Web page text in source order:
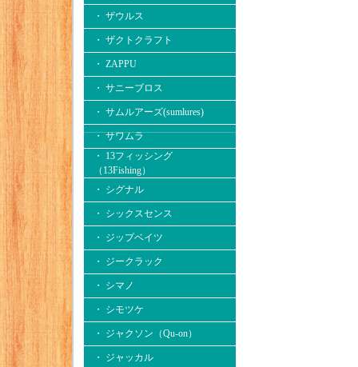
・ ザウルス
・ ザクトクラフト
・ ZAPPU
・ サニーブロス
・ サムルアーズ(sumlures)
・ サワムラ
・ 13フィッシング
（13Fishing）
・ シグナル
・ シックスセンス
・ ジップベイツ
・ ジークラック
・ シマノ
・ シモツケ
・ ジャクソン（Qu-on）
・ ジャッカル